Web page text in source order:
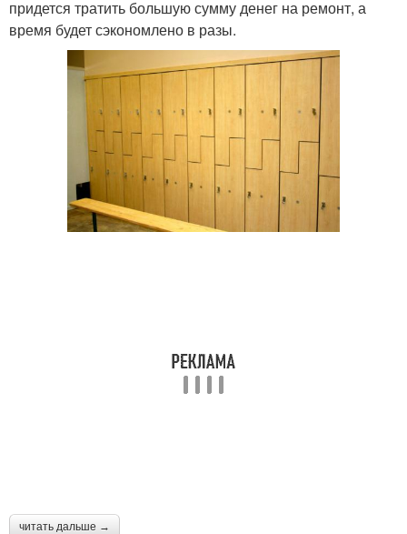
придется тратить большую сумму денег на ремонт, а
время будет сэкономлено в разы.
читать дальше →